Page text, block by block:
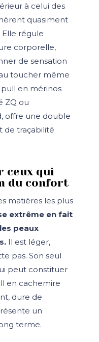
à celui des
quasiment
régule
corporelle,
de sensation
toucher même
pull en mérinos
ZQ ou
offre une double
de traçabilité
ceux qui
du confort
matières les plus
extrême en fait
peaux
Il est léger,
pas. Son seul
peut constituer
en cachemire
dure de
un
terme.